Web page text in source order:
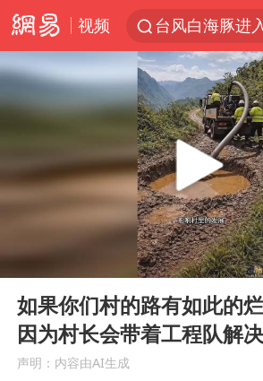
视频
台风白海豚进
宇树科技发行
看守所辅警收
五粮液渠道价
CIA被曝已秘密
U17国足1分钟
Play
00:00
如果你们村的路有如此的
因为村长会带着工程队解决
声明：内容由AI生成